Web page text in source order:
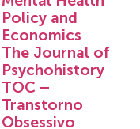
Policy and
Economics
The Journal of
Psychohistory
TOC –
Transtorno
Obsessivo